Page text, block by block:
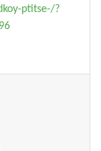
ptitse-/?